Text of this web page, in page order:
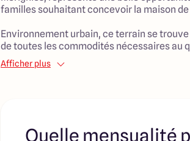
familles souhaitant concevoir la maison
Environnement urbain, ce terrain se
de toutes les commodités nécessaires au
telles que écoles, commerces et
loisirs, créant ainsi un cadre de vie
Afficher plus
Quelle mensualité